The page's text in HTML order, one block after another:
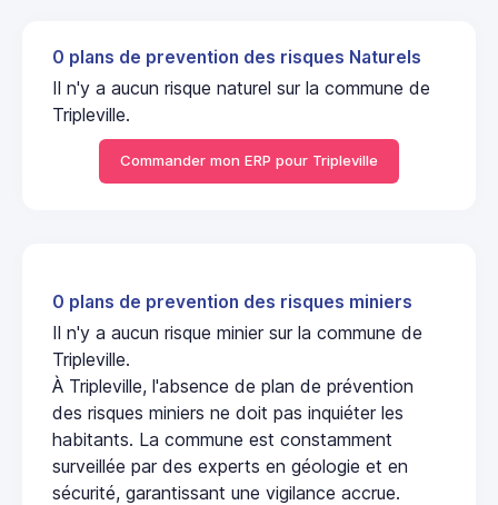
0 plans de prevention des risques Naturels
Il n'y a aucun risque naturel sur la commune de
Tripleville.
Commander mon ERP pour Tripleville
0 plans de prevention des risques miniers
Il n'y a aucun risque minier sur la commune de
Tripleville.
À Tripleville, l'absence de plan de prévention
des risques miniers ne doit pas inquiéter les
habitants. La commune est constamment
surveillée par des experts en géologie et en
sécurité, garantissant une vigilance accrue.